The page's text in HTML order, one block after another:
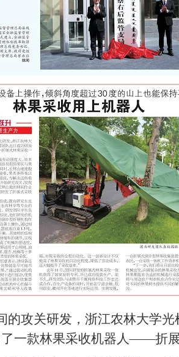
的攻关研发，浙江农林大学
一款林果采收机器人——折